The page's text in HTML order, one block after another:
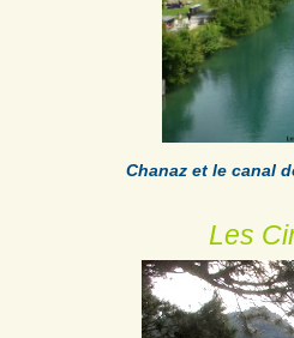
Chanaz et le canal
Les